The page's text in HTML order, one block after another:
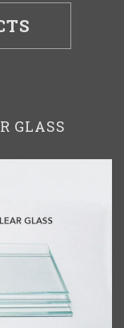
GLASS